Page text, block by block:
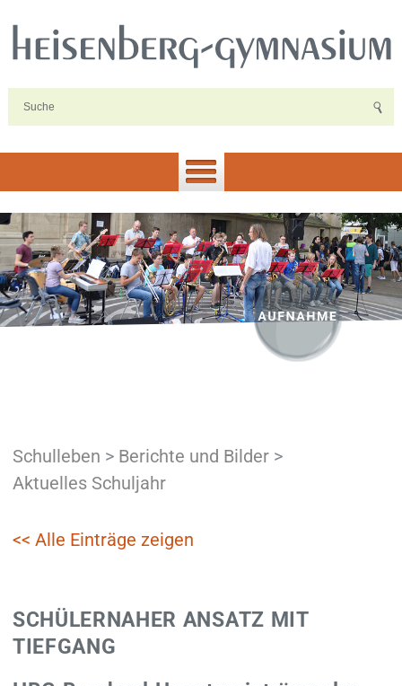
Schulleben > Berichte und Bilder>
Aktuelles Schuljahr
<< Alle Einträge zeigen
SCHÜLERNAHER ANSATZ MIT
TIEFGANG